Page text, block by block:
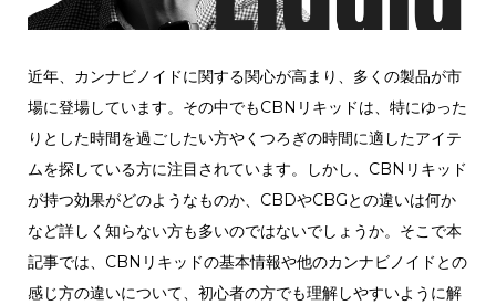
近年、カンナビノイドに関する関心が高まり、多くの製品が市
場に登場しています。その中でもCBNリキッドは、特にゆった
りとした時間を過ごしたい方やくつろぎの時間に適したアイテ
ムを探している方に注目されています。しかし、CBNリキッド
が持つ効果がどのようなものか、CBDやCBGとの違いは何か
など詳しく知らない方も多いのではないでしょうか。そこで本
記事では、CBNリキッドの基本情報や他のカンナビノイドとの
感じ方の違いについて、初心者の方でも理解しやすいように解